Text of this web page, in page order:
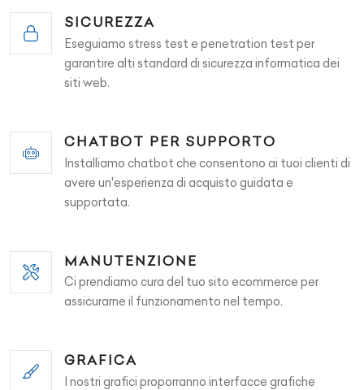
SICUREZZA
Eseguiamo stress test e penetration test per
garantire alti standard di sicurezza informatica dei
siti web.
CHATBOT PER SUPPORTO
Installiamo chatbot che consentono ai tuoi clienti di
avere un'esperienza di acquisto guidata e
supportata.
MANUTENZIONE
Ci prendiamo cura del tuo sito ecommerce per
assicurarne il funzionamento nel tempo.
GRAFICA
I nostri grafici proporranno interfacce grafiche